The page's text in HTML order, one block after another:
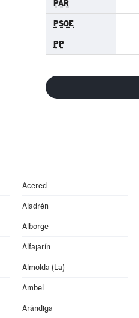
PAR
PSOE
PP
Acered
Aladrén
Alborge
Alfajarín
Almolda (La)
Ambel
Arándiga